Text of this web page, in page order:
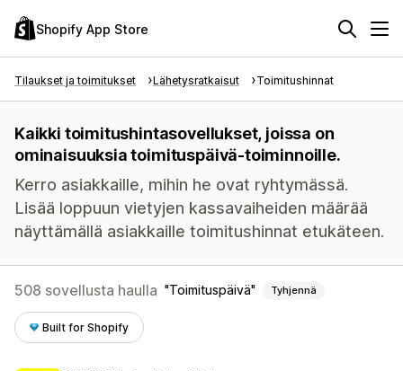
Shopify App Store
Tilaukset ja toimitukset Lähetysratkaisut Toimitushinnat
Kaikki toimitushintasovellukset, joissa on
ominaisuuksia toimituspäivä-toiminnoille.
Kerro asiakkaille, mihin he ovat ryhtymässä.
Lisää loppuun vietyjen kassavaiheiden määrää
näyttämällä asiakkaille toimitushinnat etukäteen.
508 sovellusta haulla Toimituspäivä Tyhjennä
Built for Shopify